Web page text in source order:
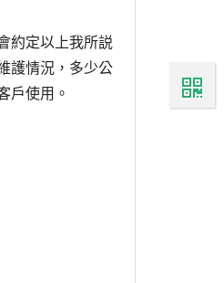
約定以上我所説
護情況，多少公
戶使用。